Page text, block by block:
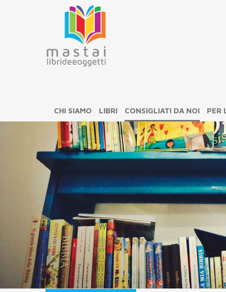
CHI SIAMO LIBRI CONSIGLIATI DA NOI PER